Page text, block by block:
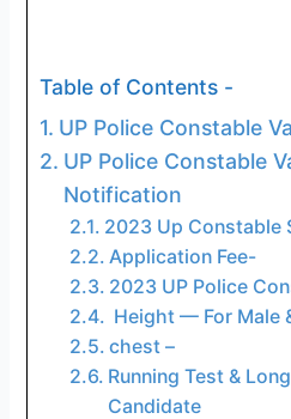
Table of Contents -
UP Police Constable
UP Police Constable
Notification
2023 Up Constable
Application Fee-
2023 UP Police
Height — For Male
chest –
Running Test &
Candidate